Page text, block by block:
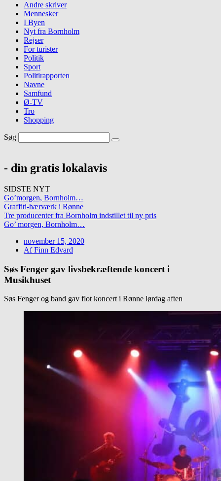
Andre skriver
Mennesker
I Byen
Nyt fra Bornholm
Rejser
For turister
Politik
Sport
Politirapporten
Navne
Samfund
Ø-TV
Tro
Shopping
Søg
- din gratis lokalavis
SIDSTE NYT
Go’morgen, Bornholm…
Graffiti-hærværk i Rønne
Tre producenter fra Bornholm indstillet til ny pris
Go’ morgen, Bornholm…
november 15, 2020
AfFinn Edvard
Søs Fenger gav livsbekræftende koncert i
Musikhuset
Søs Fenger og band gav flot koncert i Rønne lørdag aften